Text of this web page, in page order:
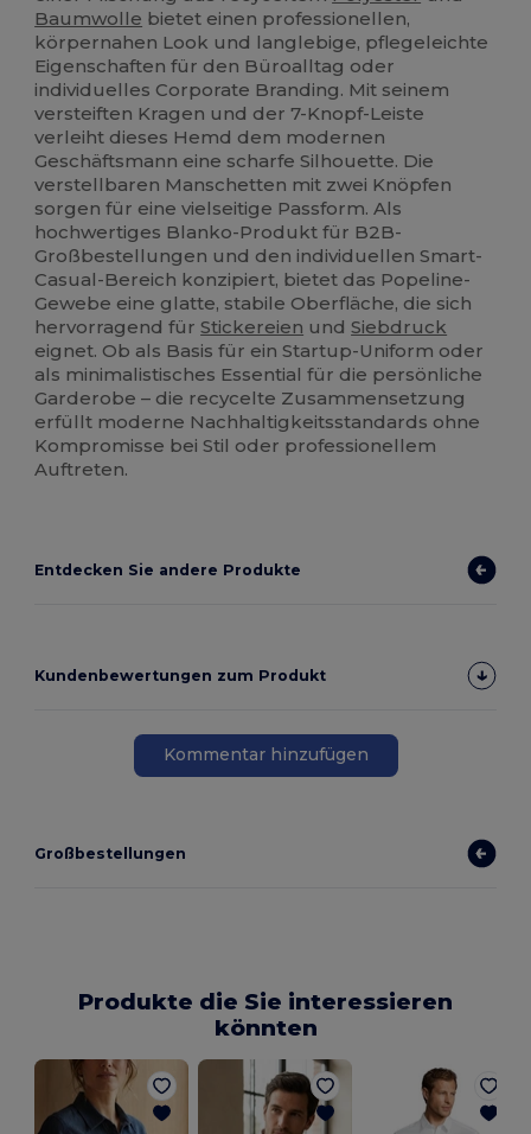
Baumwolle bietet einen professionellen,
körpernahen Look und langlebige, pflegeleichte
Eigenschaften für den Büroalltag oder
individuelles Corporate Branding. Mit seinem
versteiften Kragen und der 7-Knopf-Leiste
verleiht dieses Hemd dem modernen
Geschäftsmann eine scharfe Silhouette. Die
verstellbaren Manschetten mit zwei Knöpfen
sorgen für eine vielseitige Passform. Als
hochwertiges Blanko-Produkt für B2B-
Großbestellungen und den individuellen Smart-
Casual-Bereich konzipiert, bietet das Popeline-
Gewebe eine glatte, stabile Oberfläche, die sich
hervorragend fürStickereien undSiebdruck
eignet. Ob als Basis für ein Startup-Uniform oder
als minimalistisches Essential für die persönliche
Garderobe – die recycelte Zusammensetzung
erfüllt moderne Nachhaltigkeitsstandards ohne
Kompromisse bei Stil oder professionellem
Auftreten.
Entdecken Sie andere Produkte
Kundenbewertungen zum Produkt
Kommentar hinzufügen
Großbestellungen
Produkte die Sie interessieren
könnten